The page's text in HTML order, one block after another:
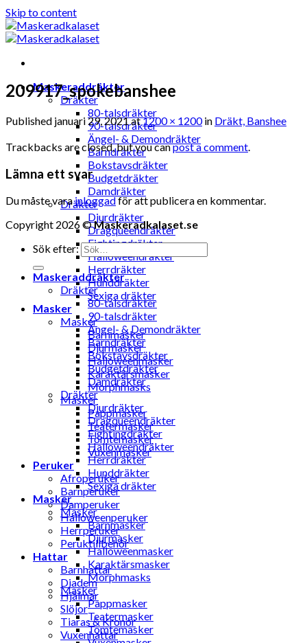
Skip to content
Maskeraddräkter
Dräkter
80-talsdräkter
90-talsdräkter
Ängel- & Demondräkter
Barndräkter
Bokstavsdräkter
Budgetdräkter
Damdräkter
Dräkter
Djurdräkter
Dragqueendräkter
Fightingdräkter
Halloweendräkter
Herrdräkter
Hunddräkter
Sexiga dräkter
Masker
Masker
Barnmasker
Djurmasker
Halloweenmasker
Karaktärsmasker
Morphmasks
Masker
Pappmasker
Teatermasker
Tomtemasker
Vuxenmasker
Peruker
Afroperuker
Barnperuker
Damperuker
Halloweenperuker
Herrperuker
Peruktillbehör
Hattar
Barnhattar
Diadem
Hjälmar
Slöjor
Tiaras & Kronor
Vuxenhattar
209917_spokebanshee
Published januari 29, 2021at1200 × 1200in Dräkt, Banshee
Trackbacks are closed, but you canpost a comment.
Lämna ett svar
Du måste varainloggadför att publicera en kommentar.
Copyright 2026 ©Maskeradkalaset.se
Sök efter:
Maskeraddräkter
Dräkter
80-talsdräkter
90-talsdräkter
Ängel- & Demondräkter
Barndräkter
Bokstavsdräkter
Budgetdräkter
Damdräkter
Dräkter
Djurdräkter
Dragqueendräkter
Fightingdräkter
Halloweendräkter
Herrdräkter
Hunddräkter
Sexiga dräkter
Masker
Masker
Barnmasker
Djurmasker
Halloweenmasker
Karaktärsmasker
Morphmasks
Masker
Pappmasker
Teatermasker
Tomtemasker